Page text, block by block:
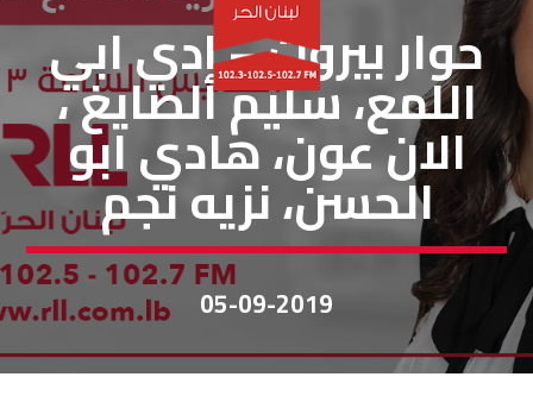
حوار بيروت
حوار بيروت – إدي ابي
اللمع، سليم الصايغ ،
الان عون، هادي ابو
الحسن، نزيه نجم
05-09-2019